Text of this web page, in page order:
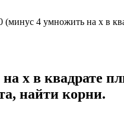
(минус 4 умножить на x в
x в квадрате
найти корни.